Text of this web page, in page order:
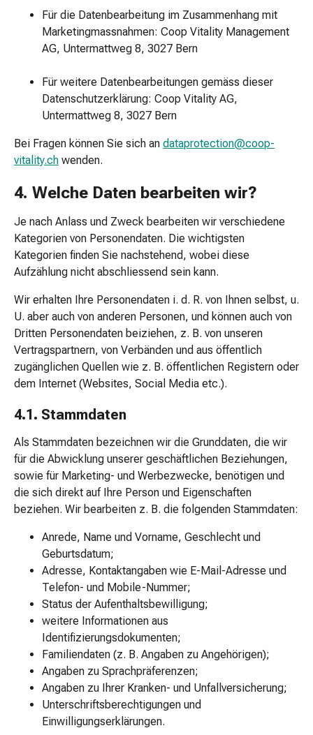
Heuschnupfen
Antiallergika
Haut
Magen-
Darm
Durchfall
Magenbrennen
Übelkeit
Erbrechen
Blähungen
&
Krämpfe
Verstopfung
Medizinische
Hautpflege
Ekzeme
&
Juckreiz
Hühneraugen
Warzen
&
Fusspilz
Narbenbehandlung
Trockene
Haut
Krankhaftes
Schwitzen
Unreine
Haut
Fieberblasen
Hautausschlag
Akne
Naturmittel
Bachblütentherapie
Aus
Pflanzenknospen
Homöopathie
Phytotherapie
Für die Datenbearbeitung im Zusammenhang mit
Marketingmassnahmen: Coop Vitality Management
AG, Untermattweg 8, 3027 Bern
Für weitere Datenbearbeitungen gemäss dieser
Datenschutzerklärung: Coop Vitality AG,
Untermattweg 8, 3027 Bern
Bei Fragen können Sie sich an dataprotection@coop-
vitality.ch wenden.
4. Welche Daten bearbeiten wir?
Je nach Anlass und Zweck bearbeiten wir verschiedene
Kategorien von Personendaten. Die wichtigsten
Kategorien finden Sie nachstehend, wobei diese
Aufzählung nicht abschliessend sein kann.
Wir erhalten Ihre Personendaten i. d. R. von Ihnen selbst, u.
U. aber auch von anderen Personen, und können auch von
Dritten Personendaten beiziehen, z. B. von unseren
Vertragspartnern, von Verbänden und aus öffentlich
zugänglichen Quellen wie z. B. öffentlichen Registern oder
dem Internet (Websites, Social Media etc.).
4.1. Stammdaten
Als Stammdaten bezeichnen wir die Grunddaten, die wir
für die Abwicklung unserer geschäftlichen Beziehungen,
sowie für Marketing- und Werbezwecke, benötigen und
die sich direkt auf Ihre Person und Eigenschaften
beziehen. Wir bearbeiten z. B. die folgenden Stammdaten:
Anrede, Name und Vorname, Geschlecht und
Geburtsdatum;
Adresse, Kontaktangaben wie E-Mail-Adresse und
Telefon- und Mobile-Nummer;
Status der Aufenthaltsbewilligung;
weitere Informationen aus
Identifizierungsdokumenten;
Familiendaten (z. B. Angaben zu Angehörigen);
Angaben zu Sprachpräferenzen;
Angaben zu Ihrer Kranken- und Unfallversicherung;
Unterschriftsberechtigungen und
Einwilligungserklärungen.